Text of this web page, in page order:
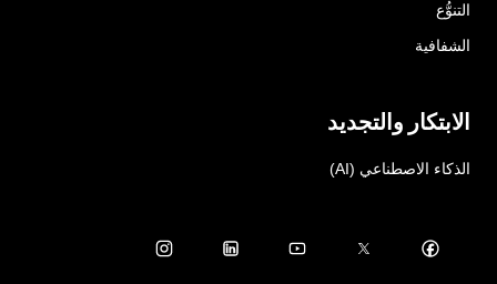
التنوُّع
الشفافية
الابتكار والتجديد
الذكاء الاصطناعي (AI)